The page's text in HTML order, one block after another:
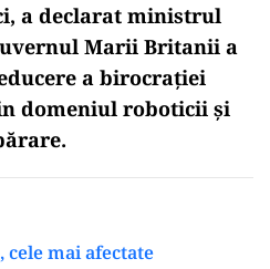
a declarat ministrul
Marii Britanii a
a birocrației
domeniul roboticii și
mai afectate